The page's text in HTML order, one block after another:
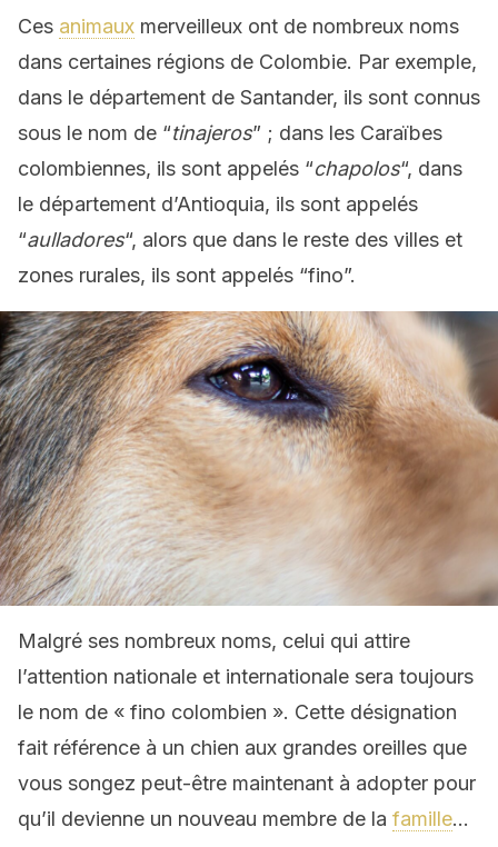
Ces animaux merveilleux ont de nombreux noms
dans certaines régions de Colombie. Par exemple,
dans le département de Santander, ils sont connus
sous le nom de “tinajeros” ; dans les Caraïbes
colombiennes, ils sont appelés “chapolos“, dans
le département d’Antioquia, ils sont appelés
“aulladores“, alors que dans le reste des villes et
zones rurales, ils sont appelés “fino”.
Malgré ses nombreux noms, celui qui attire
l’attention nationale et internationale sera toujours
le nom de « fino colombien ». Cette désignation
fait référence à un chien aux grandes oreilles que
vous songez peut-être maintenant à adopter pour
qu’il devienne un nouveau membre de la famille…